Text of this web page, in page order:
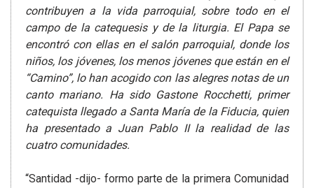
contribuyen a la vida parroquial, sobre todo en el
campo de la catequesis y de la liturgia. El Papa se
encontró con ellas en el salón parroquial, donde los
niños, los jóvenes, los menos jóvenes que están en el
“Camino”, lo han acogido con las alegres notas de un
canto mariano. Ha sido Gastone Rocchetti, primer
catequista llegado a Santa María de la Fiducia, quien
ha presentado a Juan Pablo II la realidad de las
cuatro comunidades.
“Santidad -dijo- formo parte de la primera Comunidad